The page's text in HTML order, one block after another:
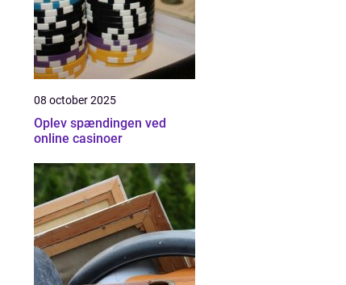
08 october 2025
Oplev spændingen ved
online casinoer